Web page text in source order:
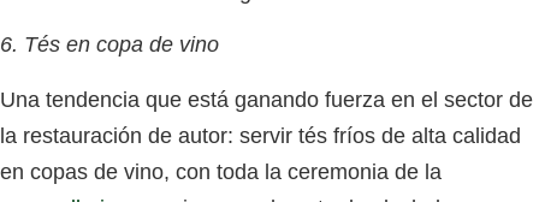
6. Tés en copa de vino
Una tendencia que está ganando fuerza en el sector de
la restauración de autor: servir tés fríos de alta calidad
en copas de vino, con toda la ceremonia de la